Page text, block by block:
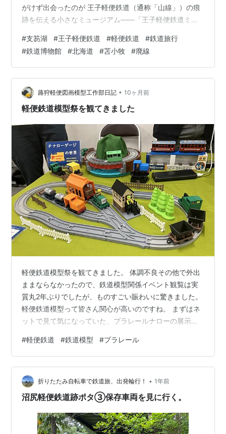
がけず出会ったのが 王子軽便鉄道（通称「山線」）の痕
跡を伝える小さなミュージアム――「王子軽便鉄道ミュ
をより深いものにしてくれた一日でした。
#支笏湖 #王子軽便鉄道 #軽便鉄道 #鉄道旅行
#鉄道博物館 #北海道 #苫小牧 #廃線
蕗狩軽便図画模型工作部日記 • 10ヶ月前
軽便鉄道模型祭を観てきました
軽便鉄道模型祭を観てきました。 体調不良その他で外出
ままならなかったので、鉄道模型関係イベント観覧は実
質丸2年ぶりでしたが、ものすごい賑わいに驚きました。
軽便鉄道模型って皆さん関心が高いのですね。 まずはネ
ットで見て気になっていた、プラレールナローの展示。
法？。レールももちろん独自規格の自作です。 なんか模
型鉄道遊びと模型工作の原点を3Dプリンターの力を借り
て盛大に発展させたみたいな明るい楽しさを感じます。
お隣は、台湾製ミニサイズ版プラレールをベースに、日
本型ナロー車両を光造形方式3Dプリントで製作したもの
#軽便鉄道 #鉄道模型 #プラレール
折りたたみ自転車で鉄道旅、出発輪行！ • 1年前
沼尻軽便鉄道跡ポタ③保存車両を見に行く。